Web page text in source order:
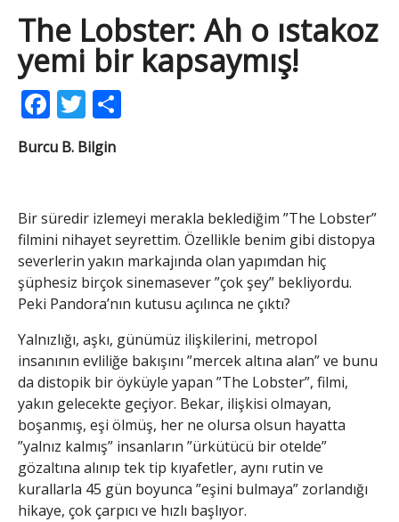
The Lobster: Ah o ıstakoz
yemi bir kapsaymış!
Facebook
Twitter
Burcu B. Bilgin
Bir süredir izlemeyi merakla beklediğim ”The Lobster”
filmini nihayet seyrettim. Özellikle benim gibi distopya
severlerin yakın markajında olan yapımdan hiç
şüphesiz birçok sinemasever ”çok şey” bekliyordu.
Peki Pandora’nın kutusu açılınca ne çıktı?
Yalnızlığı, aşkı, günümüz ilişkilerini, metropol
insanının evliliğe bakışını ”mercek altına alan” ve bunu
da distopik bir öyküyle yapan ”The Lobster”, filmi,
yakın gelecekte geçiyor. Bekar, ilişkisi olmayan,
boşanmış, eşi ölmüş, her ne olursa olsun hayatta
”yalnız kalmış” insanların ”ürkütücü bir otelde”
gözaltına alınıp tek tip kıyafetler, aynı rutin ve
kurallarla 45 gün boyunca ”eşini bulmaya” zorlandığı
hikaye, çok çarpıcı ve hızlı başlıyor.